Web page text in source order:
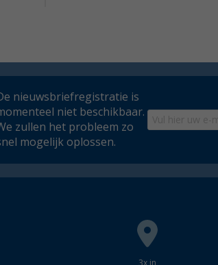
nieuwsbriefregistratie is
niet beschikbaar.
zullen het probleem zo
mogelijk oplossen.